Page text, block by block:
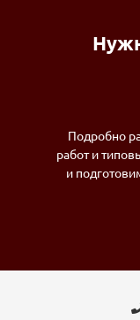
Подробно
работ и
и